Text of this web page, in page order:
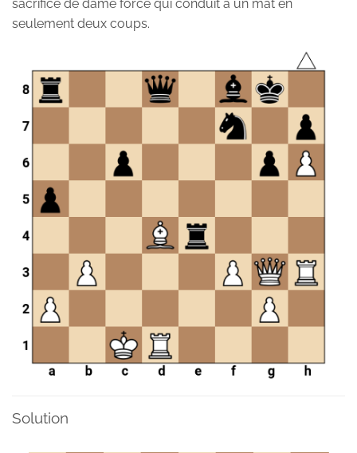
sacrifice de dame forcé qui conduit à un mat en
seulement deux coups.
Solution